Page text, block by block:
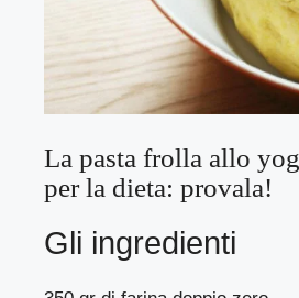
La pasta frolla allo
per la dieta: provala!
Gli ingredienti